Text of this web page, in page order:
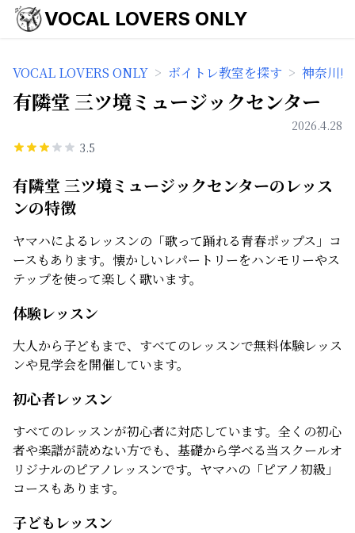
VOCAL LOVERS ONLY
VOCAL LOVERS ONLY > ボイトレ教室を探す > 神奈川
有隣堂 三ツ境ミュージックセンター
2026.4.28
3.5
有隣堂 三ツ境ミュージックセンターのレッス
ンの特徴
ヤマハによるレッスンの「歌って踊れる青春ポップス」コ
ースもあります。懐かしいレパートリーをハンモリーやス
テップを使って楽しく歌います。
体験レッスン
大人から子どもまで、すべてのレッスンで無料体験レッス
ンや見学会を開催しています。
初心者レッスン
すべてのレッスンが初心者に対応しています。全くの初心
者や楽譜が読めない方でも、基礎から学べる当スクールオ
リジナルのピアノレッスンです。ヤマハの「ピアノ初級」
コースもあります。
子どもレッスン